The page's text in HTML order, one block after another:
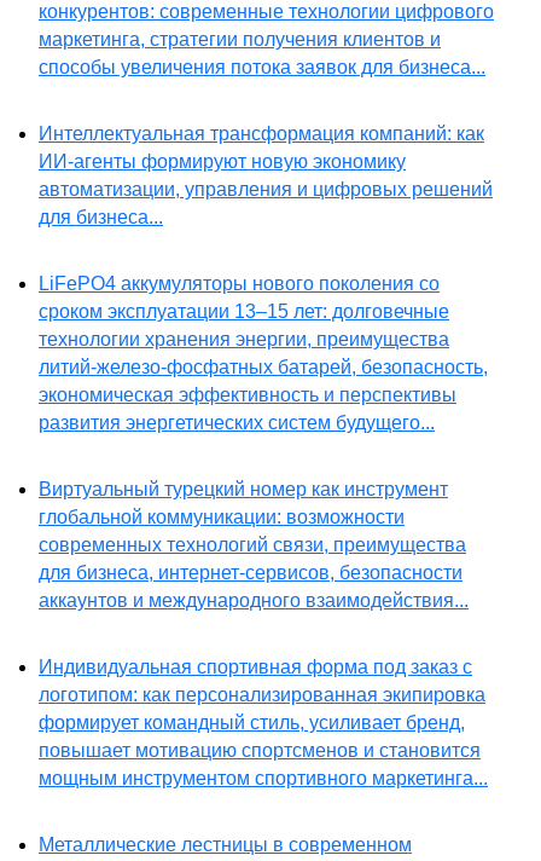
конкурентов: современные технологии цифрового
маркетинга, стратегии получения клиентов и
способы увеличения потока заявок для бизнеса...
Интеллектуальная трансформация компаний: как
ИИ-агенты формируют новую экономику
автоматизации, управления и цифровых решений
для бизнеса...
LiFePO4 аккумуляторы нового поколения со
сроком эксплуатации 13–15 лет: долговечные
технологии хранения энергии, преимущества
литий-железо-фосфатных батарей, безопасность,
экономическая эффективность и перспективы
развития энергетических систем будущего...
Виртуальный турецкий номер как инструмент
глобальной коммуникации: возможности
современных технологий связи, преимущества
для бизнеса, интернет-сервисов, безопасности
аккаунтов и международного взаимодействия...
Индивидуальная спортивная форма под заказ с
логотипом: как персонализированная экипировка
формирует командный стиль, усиливает бренд,
повышает мотивацию спортсменов и становится
мощным инструментом спортивного маркетинга...
Металлические лестницы в современном